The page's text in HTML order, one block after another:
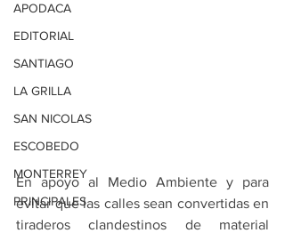
APODACA
EDITORIAL
SANTIAGO
LA GRILLA
SAN NICOLAS
ESCOBEDO
MONTERREY
PRINCIPALES
En apoyo al Medio Ambiente y para
evitar que las calles sean convertidas en
tiraderos clandestinos de material